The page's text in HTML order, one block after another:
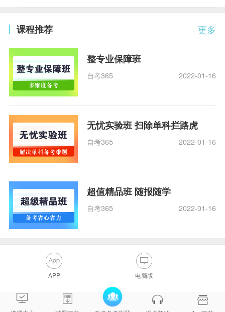
更多
课程推荐
整专业保障班
自考365 2022-01-16
无忧实验班 扫除单科拦路虎
自考365 2022-01-16
超值精品班 随报随学
自考365 2022-01-16
APP 电脑版